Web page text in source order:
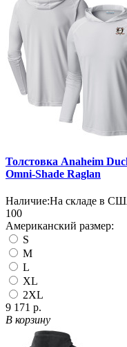
Толстовка Anaheim
Omni-Shade Raglan
Наличие:На складе в
100
Американский размер:
S
M
L
XL
2XL
9 171 р.
В корзину